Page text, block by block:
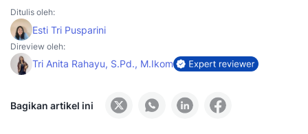
Ditulis oleh:
Esti Tri Pusparini
Direview oleh:
Tri Anita Rahayu, S.Pd., M.Ikom
Bagikan artikel ini